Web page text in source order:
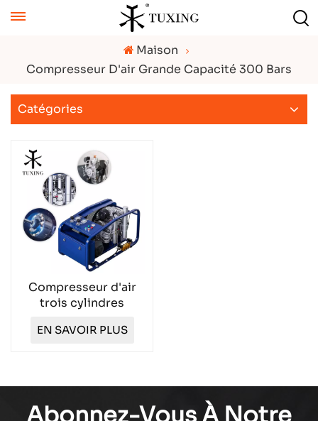
Maison
Compresseur D'air Grande Capacité 300 Bars
Catégories
Compresseur d'air
trois cylindres
TX12
EN SAVOIR PLUS
Abonnez-Vous À Notre